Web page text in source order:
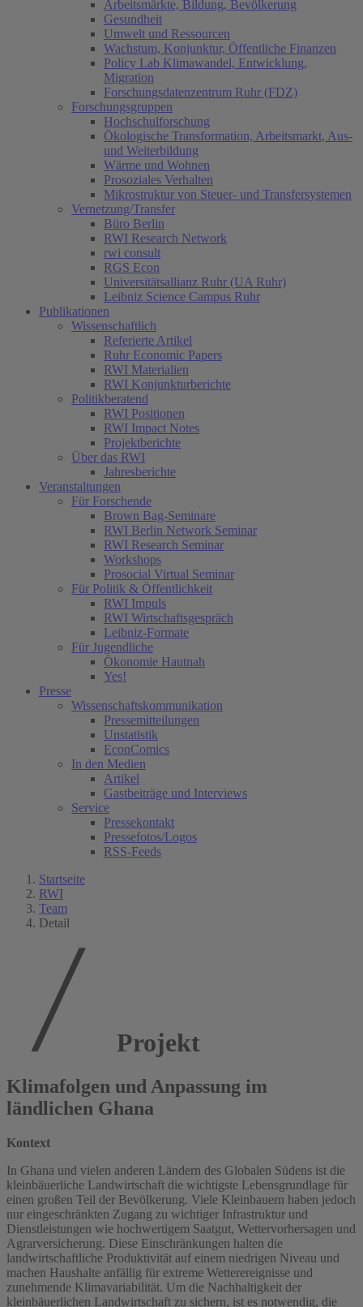
Arbeitsmärkte, Bildung, Bevölkerung
Gesundheit
Umwelt und Ressourcen
Wachstum, Konjunktur, Öffentliche Finanzen
Policy Lab Klimawandel, Entwicklung,
Migration
Forschungsdatenzentrum Ruhr (FDZ)
Forschungsgruppen
Hochschulforschung
Ökologische Transformation, Arbeitsmarkt, Aus-
und Weiterbildung
Wärme und Wohnen
Prosoziales Verhalten
Mikrostruktur von Steuer- und Transfersystemen
Vernetzung/Transfer
Büro Berlin
RWI Research Network
rwi consult
RGS Econ
Universitätsallianz Ruhr (UA Ruhr)
Leibniz Science Campus Ruhr
Publikationen
Wissenschaftlich
Referierte Artikel
Ruhr Economic Papers
RWI Materialien
RWI Konjunkturberichte
Politikberatend
RWI Positionen
RWI Impact Notes
Projektberichte
Über das RWI
Jahresberichte
Veranstaltungen
Für Forschende
Brown Bag-Seminare
RWI Berlin Network Seminar
RWI Research Seminar
Workshops
Prosocial Virtual Seminar
Für Politik & Öffentlichkeit
RWI Impuls
RWI Wirtschaftsgespräch
Leibniz-Formate
Für Jugendliche
Ökonomie Hautnah
Yes!
Presse
Wissenschaftskommunikation
Pressemitteilungen
Unstatistik
EconComics
In den Medien
Artikel
Gastbeiträge und Interviews
Service
Pressekontakt
Pressefotos/Logos
RSS-Feeds
Startseite
RWI
Team
Detail
Projekt
Klimafolgen und Anpassung im
ländlichen Ghana
Kontext
In Ghana und vielen anderen Ländern des Globalen Südens ist die
kleinbäuerliche Landwirtschaft die wichtigste Lebensgrundlage für
einen großen Teil der Bevölkerung. Viele Kleinbauern haben jedoch
nur eingeschränkten Zugang zu wichtiger Infrastruktur und
Dienstleistungen wie hochwertigem Saatgut, Wettervorhersagen und
Agrarversicherung. Diese Einschränkungen halten die
landwirtschaftliche Produktivität auf einem niedrigen Niveau und
machen Haushalte anfällig für extreme Wetterereignisse und
zunehmende Klimavariabilität. Um die Nachhaltigkeit der
kleinbäuerlichen Landwirtschaft zu sichern, ist es notwendig, die